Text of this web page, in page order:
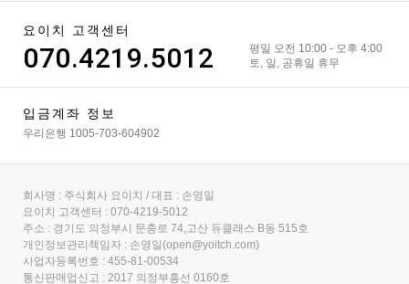
요이치 고객센터
070.4219.5012
평일 오전 10:00 - 오후 4:00
토, 일, 공휴일 휴무
입금계좌 정보
우리은행 1005-703-604902
회사명 : 주식회사 요이치 / 대표 : 손영일
요이치 고객센터 : 070-4219-5012
주소 : 경기도 의정부시 문충로 74,고산 듀클래스 B동 515호
개인정보관리책임자 : 손영일(open@yoitch.com)
사업자등록번호 : 455-81-00534
통신판매업신고 : 2017 의정부흥선 0160호